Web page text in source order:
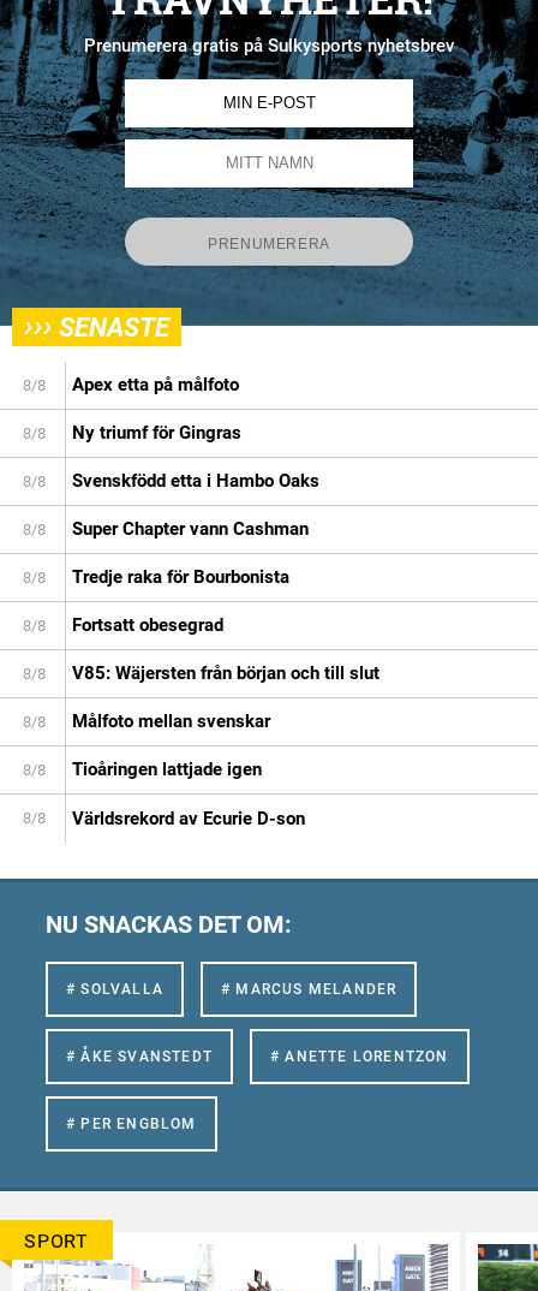
Prenumerera gratis på Sulkysports nyhetsbrev
››› SENASTE
8/8 Apex etta på målfoto
8/8 Ny triumf för Gingras
8/8 Svenskfödd etta i Hambo Oaks
8/8 Super Chapter vann Cashman
8/8 Tredje raka för Bourbonista
8/8 Fortsatt obesegrad
8/8 V85: Wäjersten från början och till slut
8/8 Målfoto mellan svenskar
8/8 Tioåringen lattjade igen
8/8 Världsrekord av Ecurie D-son
NU SNACKAS DET OM:
# SOLVALLA # MARCUS MELANDER
# ÅKE SVANSTEDT # ANETTE LORENTZON
# PER ENGBLOM
SPORT